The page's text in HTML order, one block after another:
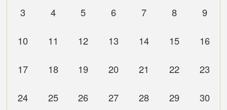
3 4 5 6 7 8 9
10 11 12 13 14 15 16
17 18 19 20 21 22 23
24 25 26 27 28 29 30